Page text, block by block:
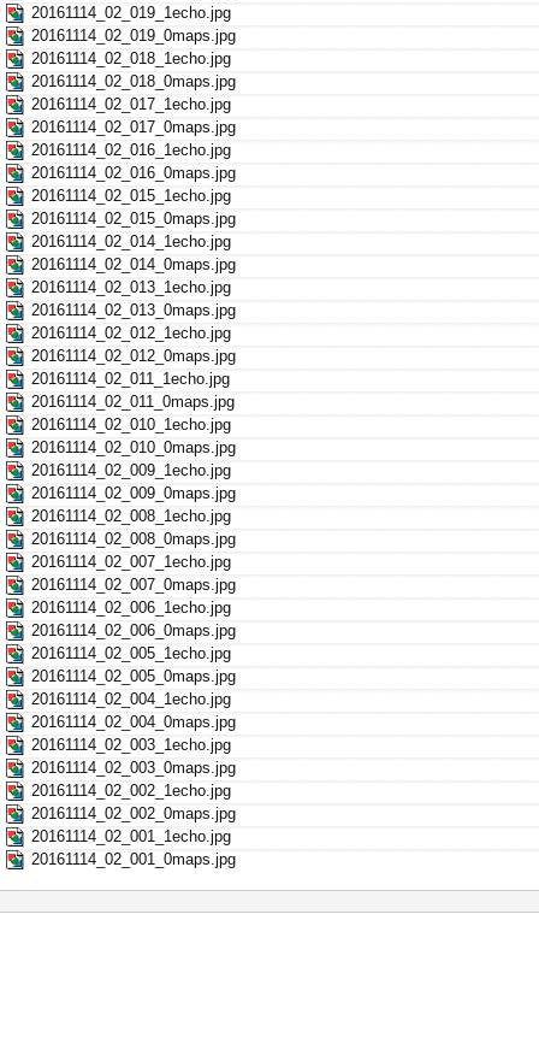
20161114_02_019_1echo.jpg
20161114_02_019_0maps.jpg
20161114_02_018_1echo.jpg
20161114_02_018_0maps.jpg
20161114_02_017_1echo.jpg
20161114_02_017_0maps.jpg
20161114_02_016_1echo.jpg
20161114_02_016_0maps.jpg
20161114_02_015_1echo.jpg
20161114_02_015_0maps.jpg
20161114_02_014_1echo.jpg
20161114_02_014_0maps.jpg
20161114_02_013_1echo.jpg
20161114_02_013_0maps.jpg
20161114_02_012_1echo.jpg
20161114_02_012_0maps.jpg
20161114_02_011_1echo.jpg
20161114_02_011_0maps.jpg
20161114_02_010_1echo.jpg
20161114_02_010_0maps.jpg
20161114_02_009_1echo.jpg
20161114_02_009_0maps.jpg
20161114_02_008_1echo.jpg
20161114_02_008_0maps.jpg
20161114_02_007_1echo.jpg
20161114_02_007_0maps.jpg
20161114_02_006_1echo.jpg
20161114_02_006_0maps.jpg
20161114_02_005_1echo.jpg
20161114_02_005_0maps.jpg
20161114_02_004_1echo.jpg
20161114_02_004_0maps.jpg
20161114_02_003_1echo.jpg
20161114_02_003_0maps.jpg
20161114_02_002_1echo.jpg
20161114_02_002_0maps.jpg
20161114_02_001_1echo.jpg
20161114_02_001_0maps.jpg